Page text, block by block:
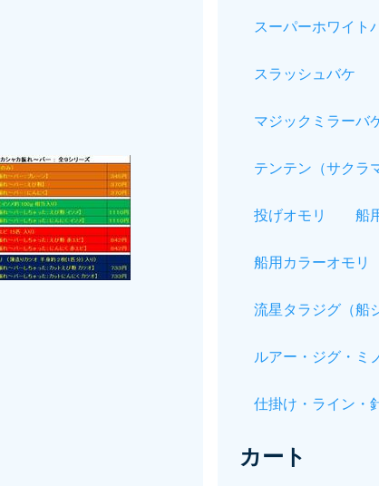
スーパーホワイト
スラッシュバケ
マジックミラーバ
テンテン（サクラ
投げオモリ 船
船用カラーオモリ
流星タラジグ（船
ルアー・ジグ・ミ
仕掛け・ライン・
カート